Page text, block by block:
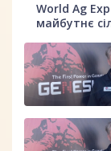
World Ag
майбутнє